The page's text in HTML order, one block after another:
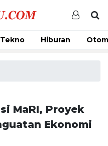
Tekno Hiburan
MaRI, Proyek
Ekonomi